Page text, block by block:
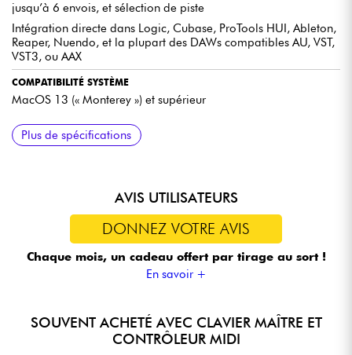
jusqu’à 6 envois, et sélection de piste
Intégration directe dans Logic, Cubase, ProTools HUI, Ableton,
Reaper, Nuendo, et la plupart des DAWs compatibles AU, VST,
VST3, ou AAX
COMPATIBILITÉ SYSTÈME
MacOS 13 (« Monterey ») et supérieur
LOGICIEL INCLUS
Console 1 Core Mixing Suite :
Égaliseurs (moderne/vintage)
Compresseurs (FET Mk II, Opto, Bus Compressor)
CONCEPTION PHYSIQUE
Dessus en aluminium anodisé
Compatibilité VESA : 100 mm avec filets M4 sur les côtés
CONNECTIVITÉ
2 ports USB-C
Alimentation via bus USB-C ou adaptateur secteur (inclus)
DIMENSIONS ET POIDS
Dimensions : 435 mm (L) x 51 mm (H) x 217,5 mm (P)
Plus de spécifications
AVIS UTILISATEURS
DONNEZ VOTRE AVIS
Chaque mois, un cadeau offert par tirage au sort !
En savoir +
SOUVENT ACHETÉ AVEC CLAVIER MAÎTRE ET
CONTRÔLEUR MIDI